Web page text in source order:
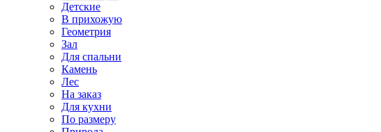
Детские
В прихожую
Геометрия
Зал
Для спальни
Камень
Лес
На заказ
Для кухни
По размеру